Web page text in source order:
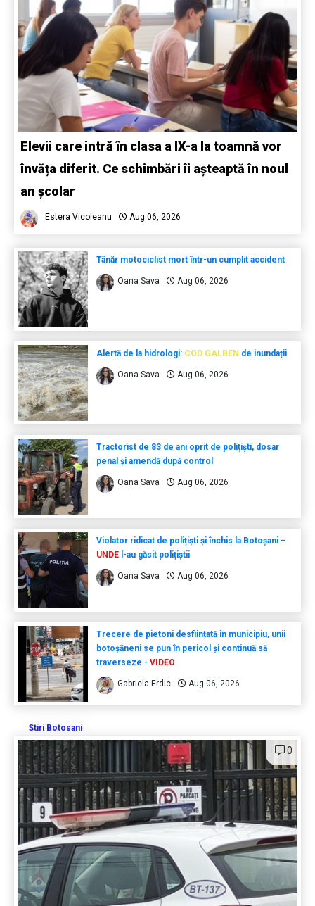
Elevii care intră în clasa a IX-a la toamnă vor
învăța diferit. Ce schimbări îi așteaptă în noul
an școlar
Estera Vicoleanu Aug 06, 2026
Tânăr motociclist mort într-un cumplit accident
Oana Sava Aug 06, 2026
Alertă de la hidrologi: COD GALBEN de inundații
Oana Sava Aug 06, 2026
Tractorist de 83 de ani oprit de polițiști, dosar
penal și amendă după control
Oana Sava Aug 06, 2026
Violator ridicat de polițiști și închis la Botoșani –
UNDEl-au găsit polițiștii
Oana Sava Aug 06, 2026
Trecere de pietoni desființată în municipiu, unii
botoșăneni se pun în pericol și continuă să
traverseze - VIDEO
Gabriela Erdic Aug 06, 2026
Stiri Botosani
0